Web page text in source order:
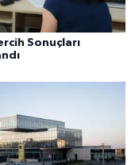
Sonuçları